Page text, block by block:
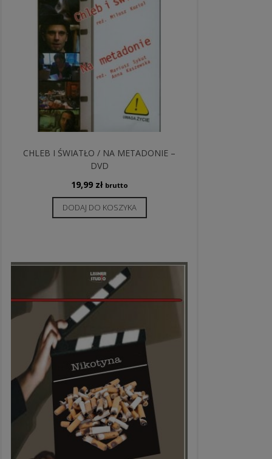
CHLEB I ŚWIATŁO / NA METADONIE –
DVD
19,99 zł brutto
DODAJ DO KOSZYKA